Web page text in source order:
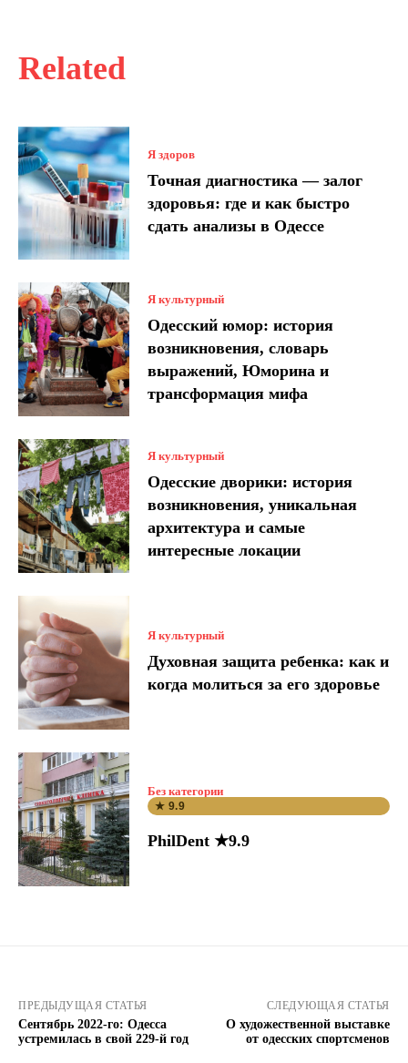
Related
Я здоров
Точная диагностика — залог
здоровья: где и как быстро
сдать анализы в Одессе
Я культурный
Одесский юмор: история
возникновения, словарь
выражений, Юморина и
трансформация мифа
Я культурный
Одесские дворики: история
возникновения, уникальная
архитектура и самые
интересные локации
Я культурный
Духовная защита ребенка: как и
когда молиться за его здоровье
Без категории
★ 9.9
PhilDent ★9.9
ПРЕДЫДУЩАЯ СТАТЬЯ
Сентябрь 2022-го: Одесса
устремилась в свой 229-й год
СЛЕДУЮЩАЯ СТАТЬЯ
О художественной выставке
от одесских спортсменов